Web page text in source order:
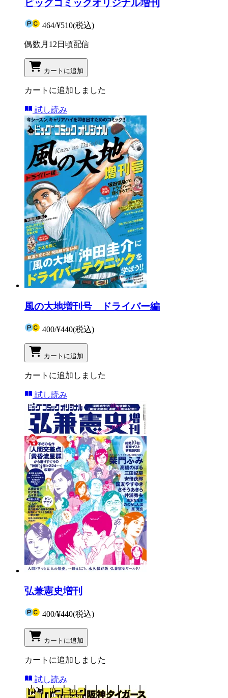
ビッグコミックオリジナル増刊
464/¥510(税込)
偶数月12日頃配信
カートに追加
カートに追加しました
試し読み
風の大地増刊号 ドライバー編
400/¥440(税込)
カートに追加
カートに追加しました
試し読み
弘兼憲史増刊
400/¥440(税込)
カートに追加
カートに追加しました
試し読み